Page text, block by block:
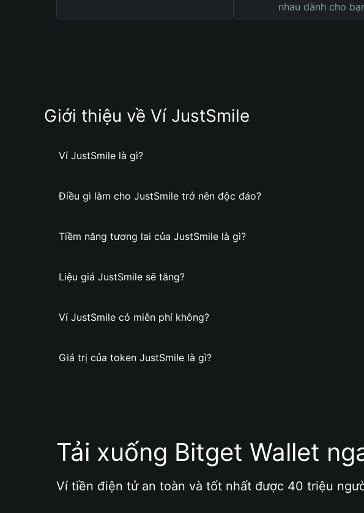
nhau dành cho
Giới thiệu về Ví JustSmile
Ví JustSmile là gì?
Điều gì làm cho JustSmile trở nên độc đáo?
Tiềm năng tương lai của JustSmile là gì?
Liệu giá JustSmile sẽ tăng?
Ví JustSmile có miễn phí không?
Giá trị của token JustSmile là gì?
Tải xuống Bitget Wallet
Ví tiền điện tử an toàn và tốt nhất được 40 triệu